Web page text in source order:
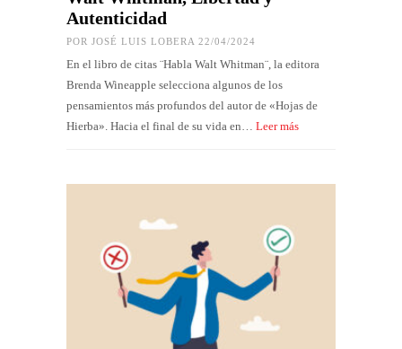
Autenticidad
POR JOSÉ LUIS LOBERA 22/04/2024
En el libro de citas ¨Habla Walt Whitman¨, la editora
Brenda Wineapple selecciona algunos de los
pensamientos más profundos del autor de «Hojas de
Hierba». Hacia el final de su vida en… Leer más